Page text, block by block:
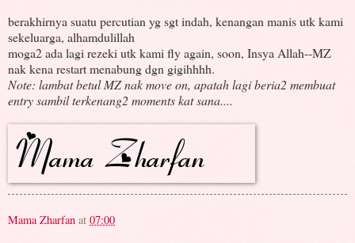
berakhirnya suatu percutian yg sgt indah, kenangan manis utk kami
sekeluarga, alhamdulillah
moga2 ada lagi rezeki utk kami fly again, soon, Insya Allah--MZ
nak kena restart menabung dgn gigihhhh.
Note: lambat betul MZ nak move on, apatah lagi beria2 membuat
entry sambil terkenang2 moments kat sana....
Mama Zharfan at 07:00